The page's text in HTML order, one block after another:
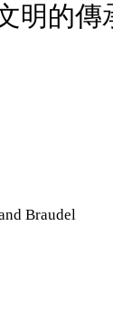
明的傳
Braudel